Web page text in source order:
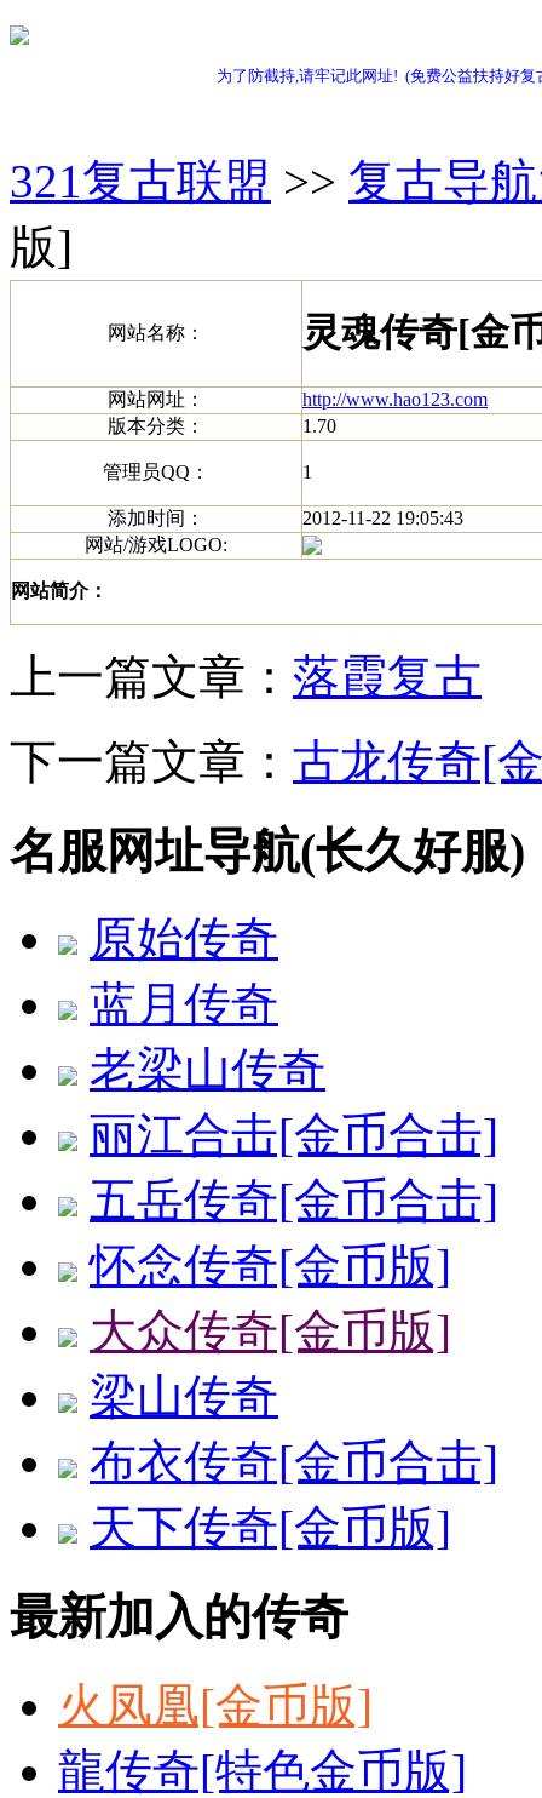
为了防截持,请牢记此网址! (免费公益扶持好复
321复古联盟 >> 复古导
版]
网站名称： 灵魂传奇[金
网站网址：
http://www.hao123.com
版本分类：
1.70
管理员QQ： 1
添加时间：
2012-11-22 19:05:43
网站/游戏LOGO:
网站简介：
上一篇文章： 落霞复古
下一篇文章： 古龙传奇[
名服网址导航(长久好服)
原始传奇
蓝月传奇
老梁山传奇
丽江合击[金币合击]
五岳传奇[金币合击]
怀念传奇[金币版]
大众传奇[金币版]
梁山传奇
布衣传奇[金币合击]
天下传奇[金币版]
最新加入的传奇
火凤凰[金币版]
龍传奇[特色金币版]